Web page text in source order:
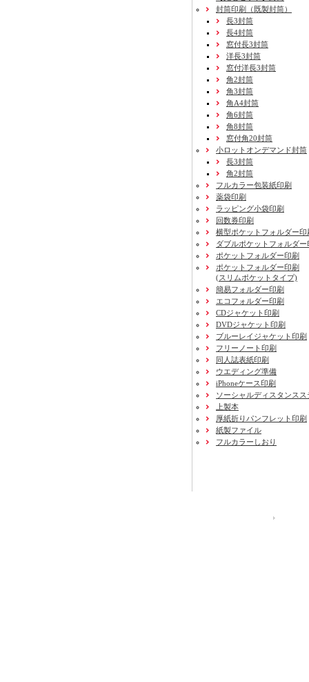
封筒印刷
（既製封筒）
長3封筒
長4封筒
窓付長3封筒
洋長3封筒
窓付洋長3封筒
角2封筒
角3封筒
角A4封筒
角6封筒
角8封筒
窓付角20封筒
小ロットオンデマンド封筒
長3封筒
角2封筒
フルカラー包装紙印刷
薬袋印刷
ラッピング小袋印刷
回数券印刷
横型ポケットフォルダー印
ダブルポケットフォルダー
ポケットフォルダー印刷
ポケットフォルダー印刷
(スリムポケットタイプ)
簡易フォルダー印刷
エコフォルダー印刷
CDジャケット印刷
DVDジャケット印刷
ブルーレイジャケット印刷
フリーノート印刷
同人誌表紙印刷
ウエディング準備
iPhoneケース印刷
ソーシャルディスタンスス
上製本
厚紙折りパンフレット印刷
紙製ファイル
フルカラーしおり